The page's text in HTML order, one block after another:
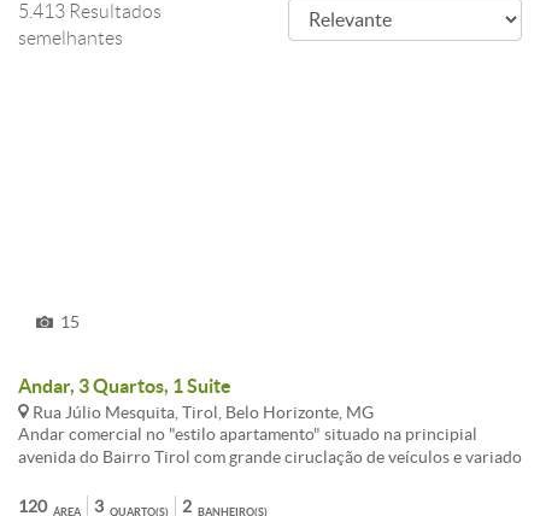
5.413 Resultados
semelhantes
15
Andar, 3 Quartos, 1 Suite
Rua Júlio Mesquita, Tirol, Belo Horizonte, MG
Andar comercial no "estilo apartamento" situado na principial
avenida do Bairro Tirol com grande ciruclação de veículos e variado
pavimentos, sendo: 1(primeiro): sala, 02 quartos, banheiro social,
ÁREA
120 QUARTO(S)
3 BANHEIRO(S)
2